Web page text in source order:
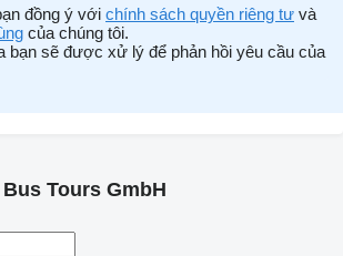
đồng ý với chính sách quyền riêng tư và
của chúng tôi.
bạn sẽ được xử lý để phản hồi yêu cầu của
Tours GmbH